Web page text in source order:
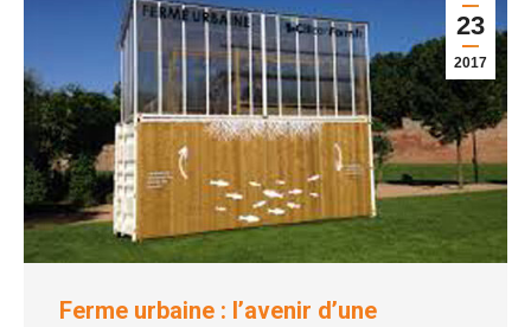
23
2017
Ferme urbaine : l’avenir d’une